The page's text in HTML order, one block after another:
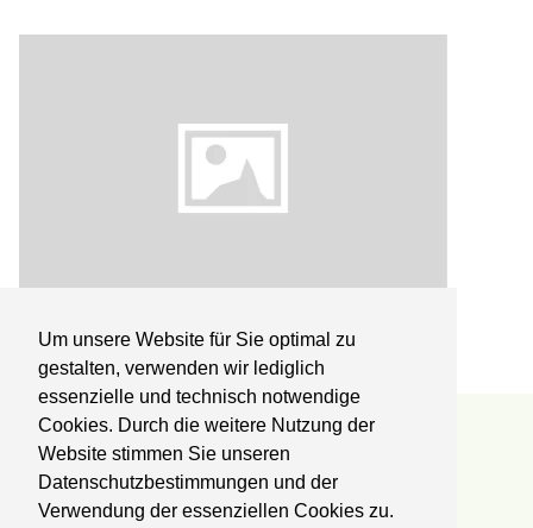
Um unsere Website für Sie optimal zu
gestalten, verwenden wir lediglich
essenzielle und technisch notwendige
Cookies. Durch die weitere Nutzung der
Website stimmen Sie unseren
Datenschutzbestimmungen und der
Verwendung der essenziellen Cookies zu.
Fundsachen
Reha-Zentrum Lübben
Kliniken Professor Dr. Schedel GmbH
Fachklinik für Orthopädie und Onkologie